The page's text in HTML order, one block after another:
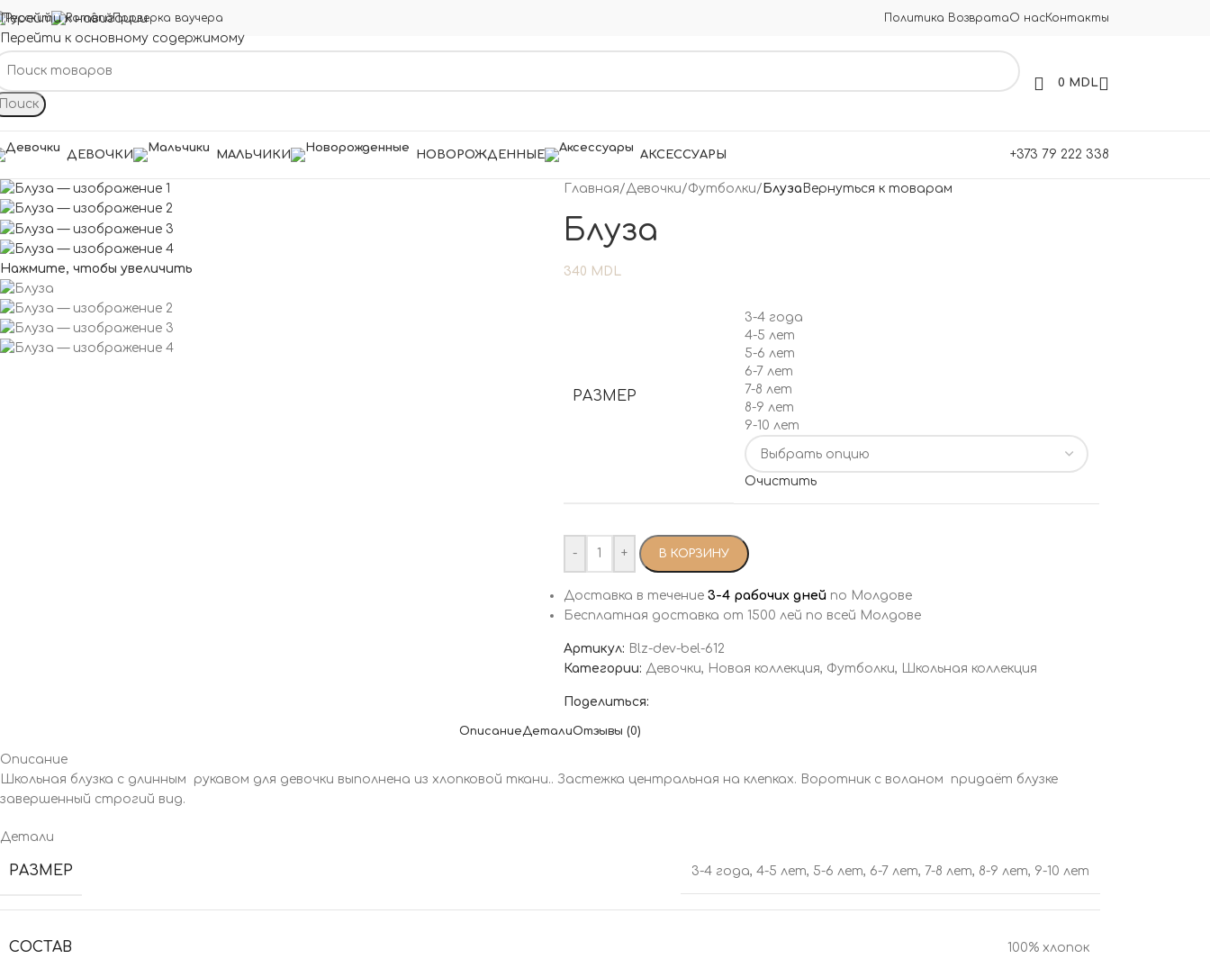
Перейти к навигации
Перейти к основному содержимому
Проверка ваучера Политика ВозвратаО насКонтакты
0 MDL
ДЕВОЧКИ МАЛЬЧИКИ НОВОРОЖДЕННЫЕ АКСЕССУАРЫ +373 79 222 338
Нажмите, чтобы увеличить
Главная/Девочки/Футболки/ Блуза Вернуться к товарам
Блуза
340 MDL
РАЗМЕР
3-4 года
4-5 лет
5-6 лет
6-7 лет
7-8 лет
8-9 лет
9-10 лет
Очистить
- + В КОРЗИНУ
Доставка в течение 3-4 рабочих днейпо Молдове
Бесплатная доставка от 1500 лей по всей Молдове
Артикул: Blz-dev-bel-612
Категории: Девочки, Новая коллекция, Футболки, Школьная коллекция
Поделиться:
ОписаниеДеталиОтзывы (0)
Описание
Школьная блузка с длинным рукавом для девочки выполнена из хлопковой ткани.. Застежка центральная на клепках. Воротник с воланом придаёт блузке
завершенный строгий вид.
Детали
РАЗМЕР 3-4 года, 4-5 лет, 5-6 лет, 6-7 лет, 7-8 лет, 8-9 лет, 9-10 лет
СОСТАВ 100% хлопок